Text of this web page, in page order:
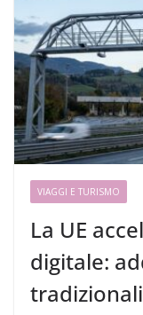
VIAGGI E TURISMO
La UE
digitale:
tradizionali